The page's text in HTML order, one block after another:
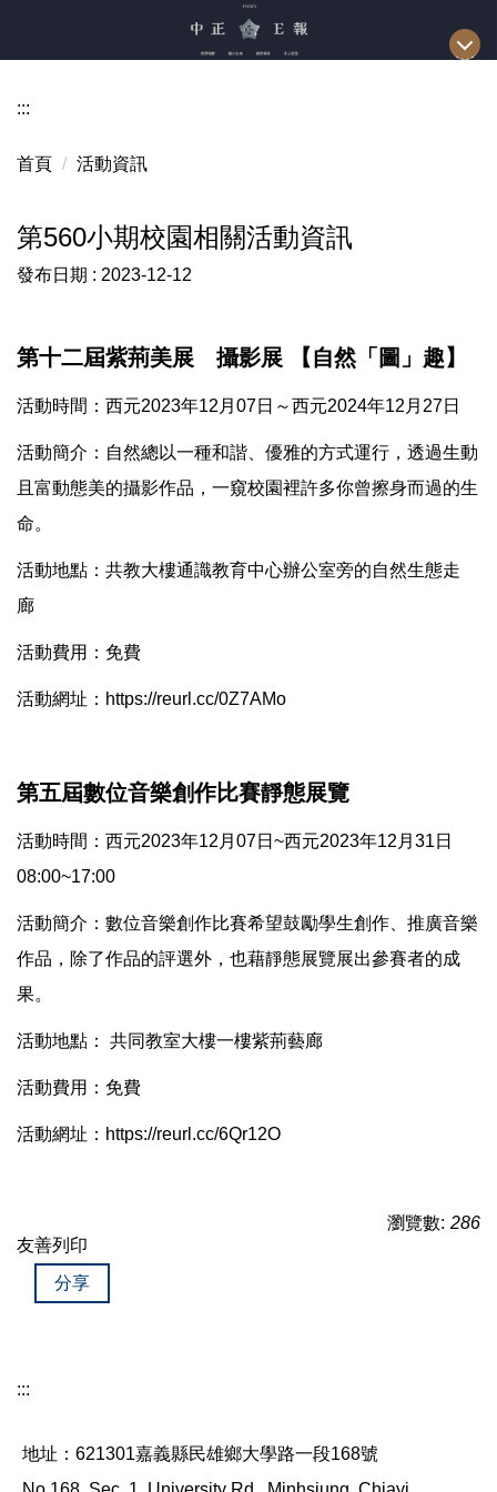
區
:::
首頁 活動資訊
第560小期校園相關活動資訊
發布日期 : 2023-12-12
第十二屆紫荊美展 攝影展 【自然「圖」趣】
活動時間：西元2023年12月07日～西元2024年12月27日
活動簡介：自然總以一種和諧、優雅的方式運行，透過生動
且富動態美的攝影作品，一窺校園裡許多你曾擦身而過的生
命。
活動地點：共教大樓通識教育中心辦公室旁的自然生態走
廊
活動費用：免費
活動網址： https://reurl.cc/0Z7AMo
第五屆數位音樂創作比賽靜態展覽
活動時間：西元2023年12月07日~西元2023年12月31日
08:00~17:00
活動簡介：數位音樂創作比賽希望鼓勵學生創作、推廣音樂
作品，除了作品的評選外，也藉靜態展覽展出參賽者的成
果。
活動地點： 共同教室大樓一樓紫荊藝廊
活動費用：免費
活動網址： https://reurl.cc/6Qr12O
瀏覽數: 286
友善列印
分享
:::
地址：621301嘉義縣民雄鄉大學路一段168號